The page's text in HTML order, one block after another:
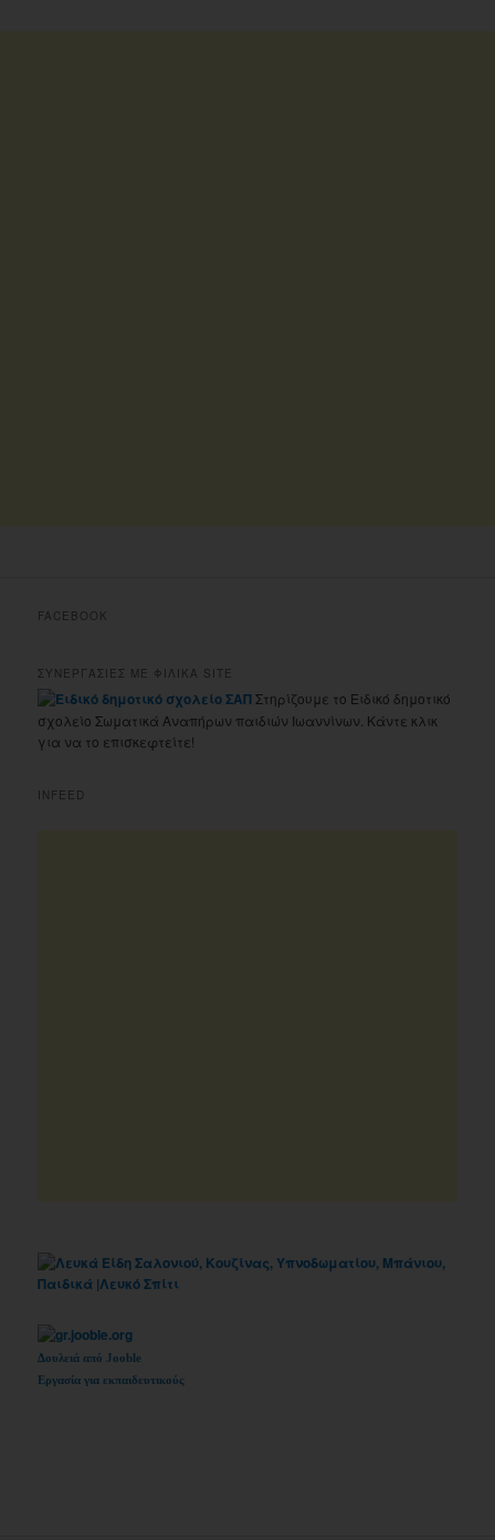
FACEBOOK
ΣΥΝΕΡΓΑΣΙΕΣ ΜΕ ΦΙΛΙΚΑ SITE
Στηρίζουμε το Ειδικό δημοτικό
σχολείο Σωματικά Αναπήρων παιδιών Ιωαννίνων. Κάντε κλικ
για να το επισκεφτείτε!
INFEED
Δουλειά από Jooble
Εργασία για εκπαιδευτικούς